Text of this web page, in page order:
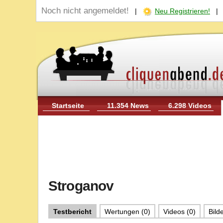
Noch nicht angemeldet! | Neu Registrieren!
Startseite 11.354 News 6.298 Videos
Stroganov
Testbericht Wertungen (0) Videos (0)